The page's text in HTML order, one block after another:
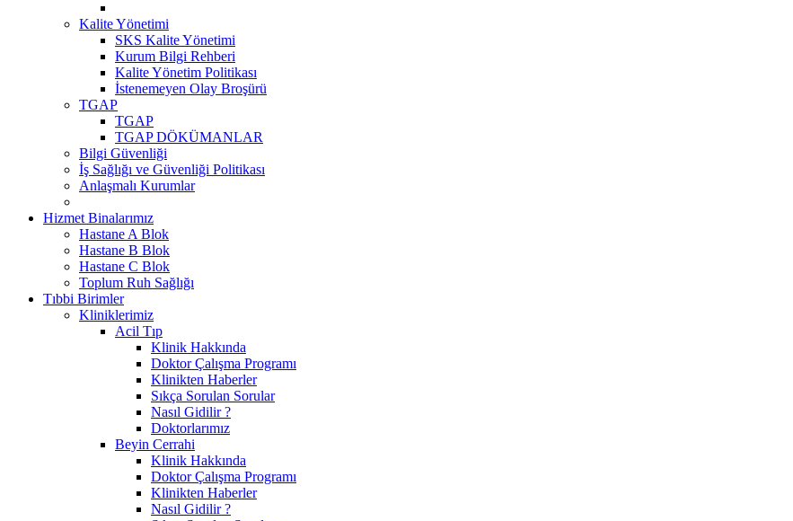
Kalite Yönetimi
SKS Kalite Yönetimi
Kurum Bilgi Rehberi
Kalite Yönetim Politikası
İstenemeyen Olay Broşürü
TGAP
TGAP
TGAP DÖKÜMANLAR
Bilgi Güvenliği
İş Sağlığı ve Güvenliği Politikası
Anlaşmalı Kurumlar
Hizmet Binalarımız
Hastane A Blok
Hastane B Blok
Hastane C Blok
Toplum Ruh Sağlığı
Tıbbi Birimler
Kliniklerimiz
Acil Tıp
Klinik Hakkında
Doktor Çalışma Programı
Klinikten Haberler
Sıkça Sorulan Sorular
Nasıl Gidilir ?
Doktorlarımız
Beyin Cerrahi
Klinik Hakkında
Doktor Çalışma Programı
Klinikten Haberler
Nasıl Gidilir ?